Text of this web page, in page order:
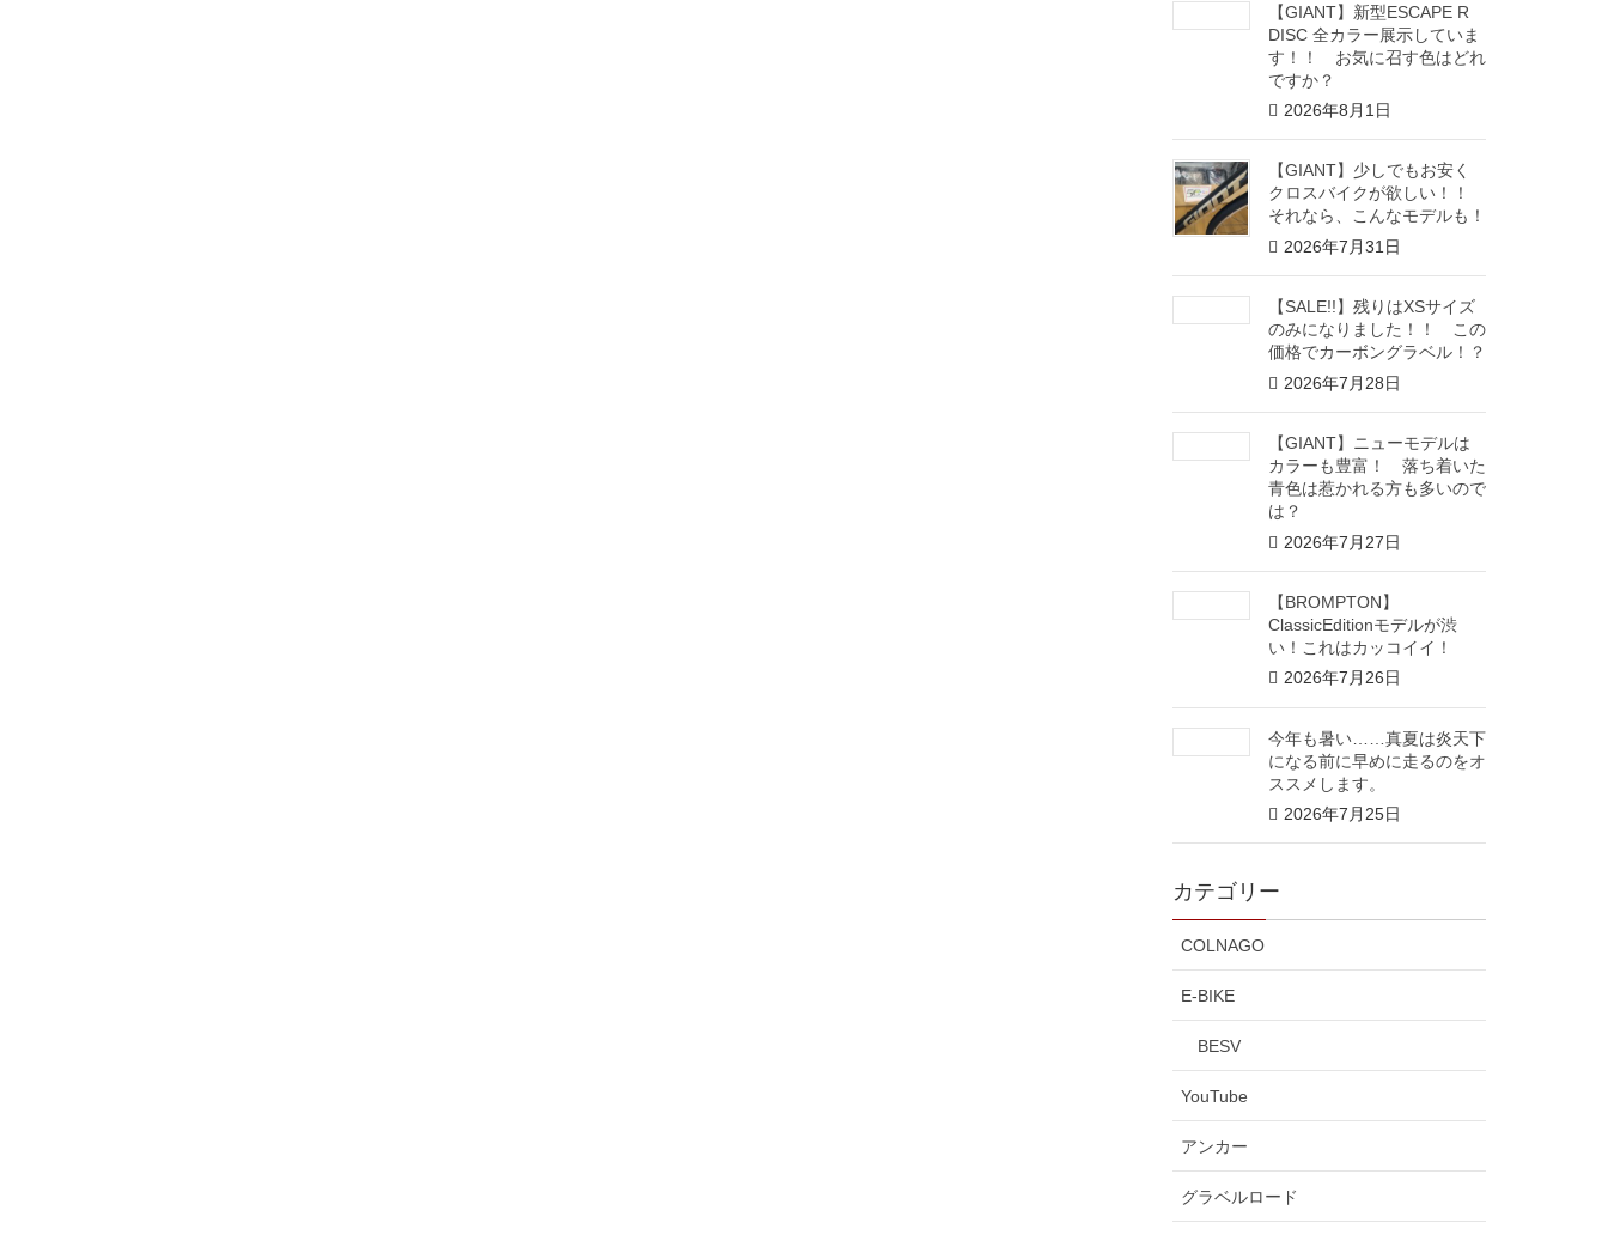
【GIANT】新型ESCAPE R
DISC 全カラー展示していま
す！！ お気に召す色はどれ
ですか？
2026年8月1日
【GIANT】少しでもお安く
クロスバイクが欲しい！！
それなら、こんなモデルも！
2026年7月31日
【SALE!!】残りはXSサイズ
のみになりました！！ この
価格でカーボングラベル！？
2026年7月28日
【GIANT】ニューモデルは
カラーも豊富！ 落ち着いた
青色は惹かれる方も多いので
は？
2026年7月27日
【BROMPTON】
ClassicEditionモデルが渋
い！これはカッコイイ！
2026年7月26日
今年も暑い……真夏は炎天下
になる前に早めに走るのをオ
ススメします。
2026年7月25日
カテゴリー
COLNAGO
E-BIKE
BESV
YouTube
アンカー
グラベルロード